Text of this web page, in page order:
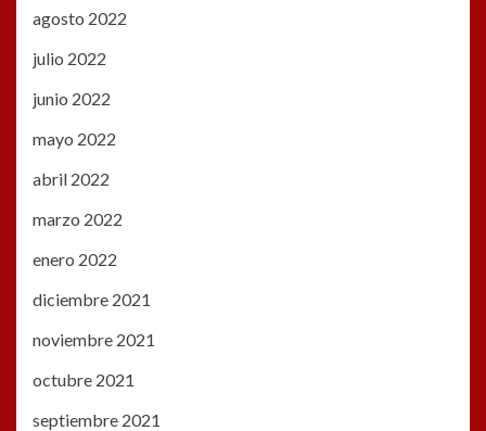
agosto 2022
julio 2022
junio 2022
mayo 2022
abril 2022
marzo 2022
enero 2022
diciembre 2021
noviembre 2021
octubre 2021
septiembre 2021